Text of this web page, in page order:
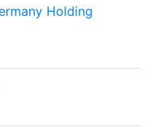
Holding